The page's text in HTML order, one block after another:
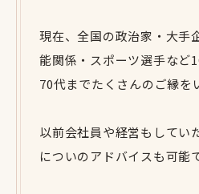
現在、全国の政治家・大手
能関係・スポーツ選手など
70代までたくさんのご縁を
以前会社員や経営もしてい
についのアドバイスも可能